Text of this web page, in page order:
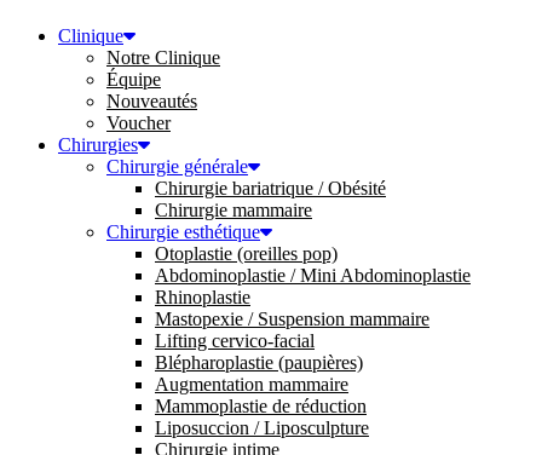
Clinique
Notre Clinique
Équipe
Nouveautés
Voucher
Chirurgies
Chirurgie générale
Chirurgie bariatrique / Obésité
Chirurgie mammaire
Chirurgie esthétique
Otoplastie (oreilles pop)
Abdominoplastie / Mini Abdominoplastie
Rhinoplastie
Mastopexie / Suspension mammaire
Lifting cervico-facial
Blépharoplastie (paupières)
Augmentation mammaire
Mammoplastie de réduction
Liposuccion / Liposculpture
Chirurgie intime